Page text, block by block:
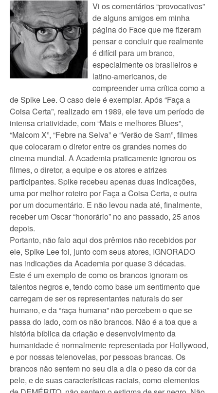
Vi os comentários “provocativos”
de alguns amigos em minha
página do Face que me fizeram
pensar e concluir que realmente
é difícil para um branco,
especialmente os brasileiros e
latino-americanos, de
compreender uma crítica como a
de Spike Lee. O caso dele é exemplar. Após “Faça a
Coisa Certa”, realizado em 1989, ele teve um período de
intensa criatividade, com “Mais e melhores Blues”,
“Malcom X”, “Febre na Selva” e “Verão de Sam”, filmes
que colocaram o diretor entre os grandes nomes do
cinema mundial. A Academia praticamente ignorou os
filmes, o diretor, a equipe e os atores e atrizes
participantes. Spike recebeu apenas duas indicações,
uma por melhor roteiro por Faça a Coisa Certa, e outra
por um documentário. E não levou nada até, finalmente,
receber um Oscar “honorário” no ano passado, 25 anos
depois.
Portanto, não falo aqui dos prêmios não recebidos por
ele, Spike Lee foi, junto com seus atores, IGNORADO
nas indicações da Academia por quase 3 décadas.
Este é um exemplo de como os brancos ignoram os
talentos negros e, tendo como base um sentimento que
carregam de ser os representantes naturais do ser
humano, e da “raça humana” não percebem o que se
passa do lado, com os não brancos. Não é a toa que a
história bíblica da criação e desenvolvimento da
humanidade é normalmente representada por Hollywood,
e por nossas telenovelas, por pessoas brancas. Os
brancos não sentem no seu dia a dia o peso da cor da
pele, e de suas características raciais, como elementos